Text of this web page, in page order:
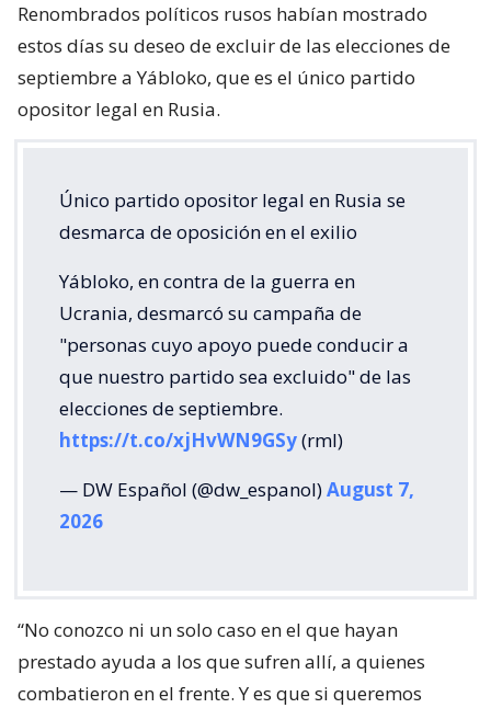
Renombrados políticos rusos habían mostrado
estos días su deseo de excluir de las elecciones de
septiembre a Yábloko, que es el único partido
opositor legal en Rusia.
Único partido opositor legal en Rusia se
desmarca de oposición en el exilio
Yábloko, en contra de la guerra en
Ucrania, desmarcó su campaña de
"personas cuyo apoyo puede conducir a
que nuestro partido sea excluido" de las
elecciones de septiembre.
https://t.co/xjHvWN9GSy(rml)
— DW Español (@dw_espanol)August 7,
2026
“No conozco ni un solo caso en el que hayan
prestado ayuda a los que sufren allí, a quienes
combatieron en el frente. Y es que si queremos